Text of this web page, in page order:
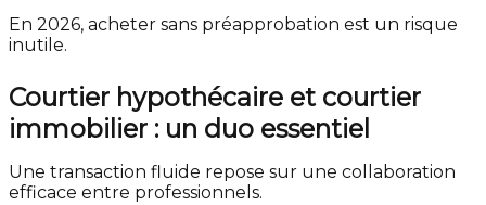
En 2026, acheter sans préapprobation est un risque
inutile.
Courtier hypothécaire et courtier
immobilier : un duo essentiel
Une transaction fluide repose sur une collaboration
efficace entre professionnels.